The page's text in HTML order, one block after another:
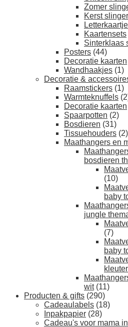
Zomer
Kerst
Kaartensets
Sinterklaas
Posters (44)
Decoratie kaarten
Wandhaakjes (1)
Decoratie &
Raamstickers (1)
Warmteknuffels
Decoratie kaarten
Spaarpotten (2)
Bosdieren (31)
Tissuehouders (2)
Maathangers en
bosdieren
(10)
baby
jungle
(7)
baby
wit (11)
Producten & gifts (290)
Cadeaulabels (18)
Inpakpapier (28)
Cadeau's voor mama